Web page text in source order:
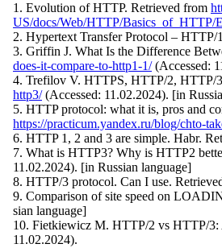
1. Evolution of HTTP. Retrieved from
US/docs/Web/HTTP/Basics_of_HTTP/
2. Hypertext Transfer Protocol – HTTP/
3. Griffin J. What Is the Difference
does-it-compare-to-http1-1/(Accessed:
4. Trefilov V. HTTPS, HTTP/2, HTTP/
http3/(Accessed: 11.02.2024). [in
5. HTTP protocol: what it is, pros and
https://practicum.yandex.ru/blog/chto-
6. HTTP 1, 2 and 3 are simple. Habr.
7. What is HTTP3? Why is HTTP2
11.02.2024). [in Russian language]
8. HTTP/3 protocol. Can I use.
9. Comparison of site speed on
sian language]
10. Fietkiewicz M. HTTP/2 vs HTTP/
11.02.2024).